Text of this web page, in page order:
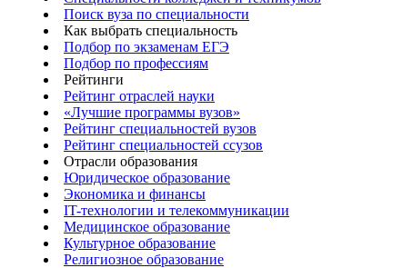
Поиск вуза по специальности
Как выбрать специальность
Подбор по экзаменам ЕГЭ
Подбор по профессиям
Рейтинги
Рейтинг отраслей науки
«Лучшие программы вузов»
Рейтинг специальностей вузов
Рейтинг специальностей ссузов
Отрасли образования
Юридическое образование
Экономика и финансы
IT-технологии и телекоммуникации
Медицинское образование
Культурное образование
Религиозное образование